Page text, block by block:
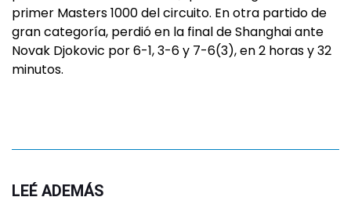
primer Masters 1000 del circuito. En otra partido de
gran categoría, perdió en la final de Shanghai ante
Novak Djokovic por 6-1, 3-6 y 7-6(3), en 2 horas y 32
minutos.
LEÉ ADEMÁS